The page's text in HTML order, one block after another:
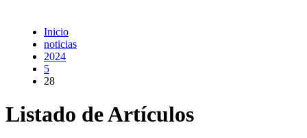
Inicio
noticias
2024
5
28
Listado de Artículos